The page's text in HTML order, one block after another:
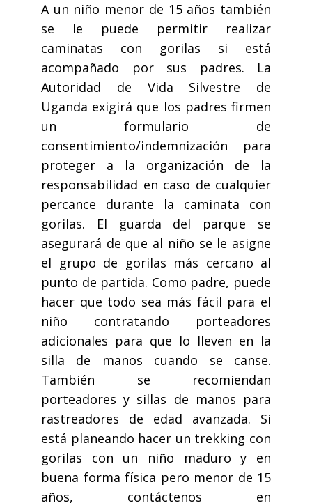
A un niño menor de 15 años también
se le puede permitir realizar
caminatas con gorilas si está
acompañado por sus padres. La
Autoridad de Vida Silvestre de
Uganda exigirá que los padres firmen
un formulario de
consentimiento/indemnización para
proteger a la organización de la
responsabilidad en caso de cualquier
percance durante la caminata con
gorilas. El guarda del parque se
asegurará de que al niño se le asigne
el grupo de gorilas más cercano al
punto de partida. Como padre, puede
hacer que todo sea más fácil para el
niño contratando porteadores
adicionales para que lo lleven en la
silla de manos cuando se canse.
También se recomiendan
porteadores y sillas de manos para
rastreadores de edad avanzada. Si
está planeando hacer un trekking con
gorilas con un niño maduro y en
buena forma física pero menor de 15
años, contáctenos en